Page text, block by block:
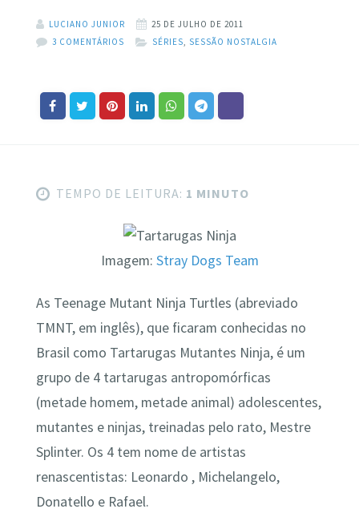
LUCIANO JUNIOR
25 DE JULHO DE 2011
3 COMENTÁRIOS
SÉRIES SESSÃO NOSTALGIA
TEMPO DE LEITURA: 1 MINUTO
Imagem: Stray Dogs Team
As Teenage Mutant Ninja Turtles (abreviado
TMNT, em inglês), que ficaram conhecidas no
Brasil como Tartarugas Mutantes Ninja, é um
grupo de 4 tartarugas antropomórficas
(metade homem, metade animal) adolescentes,
mutantes e ninjas, treinadas pelo rato, Mestre
Splinter. Os 4 tem nome de artistas
renascentistas: Leonardo , Michelangelo,
Donatello e Rafael.